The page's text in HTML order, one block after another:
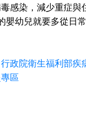
感染，減少重症與
嬰幼兒就要多從日
行政院衛生福利部
區